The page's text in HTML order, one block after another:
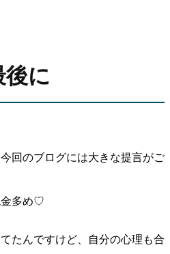
後に
回のブログには大きな提言がご
金多め♡
たんですけど、自分の心理も合